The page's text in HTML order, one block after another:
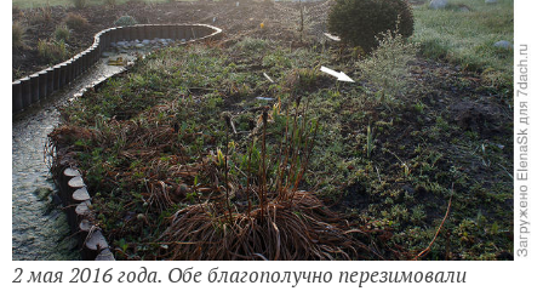
2 мая 2016 года. Обе благополучно перезимовали